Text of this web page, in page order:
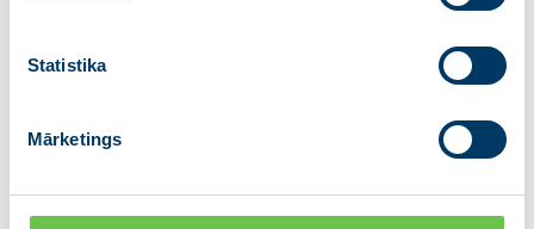
Statistika
Mārketings